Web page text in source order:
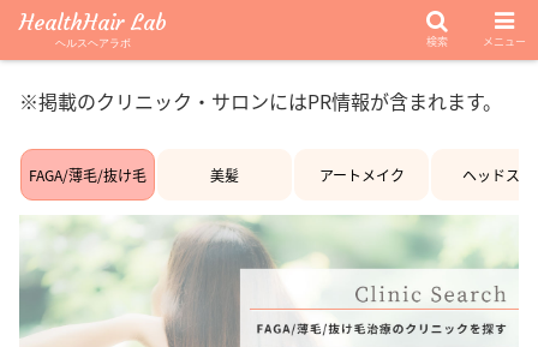
※掲載のクリニック・サロンにはPR情報が含まれます。
FAGA/薄毛/抜け毛 美髪 アートメイク ヘッドスパ
HealthHair Lab
ヘルスヘアラボ 検索 メニュー